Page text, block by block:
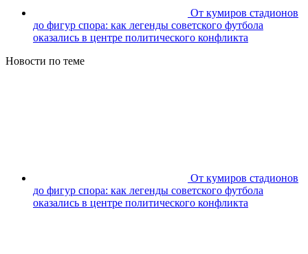
От кумиров стадионов
до фигур спора: как легенды советского футбола
оказались в центре политического конфликта
Новости по теме
От кумиров стадионов
до фигур спора: как легенды советского футбола
оказались в центре политического конфликта